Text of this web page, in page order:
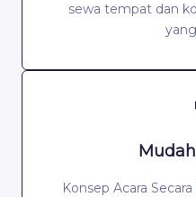
sewa tempat dan
Konsep Acara